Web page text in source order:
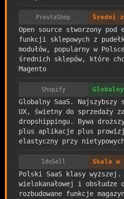
PrestaShop
Open source stworzony pod
funkcji sklepowych z
modułów, popularny w
średnich sklepów, które
Magento
Średni
Shopify
Globalny SaaS. Najszybszy
UX, świetny do sprzedaży
dropshippingu. Bywa
plus aplikacje plus
elastyczny przy
IdoSell
Polski SaaS klasy wyższej.
wielokanałowej i obsłudze
rozbudowane funkcje
Skala w